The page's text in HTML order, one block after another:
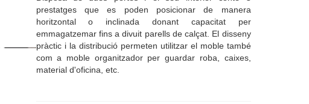
prestatges que es poden posicionar de manera
horitzontal o inclinada donant capacitat per
emmagatzemar fins a divuit parells de calçat. El disseny
pràctic i la distribució permeten utilitzar el moble també
com a moble organitzador per guardar roba, caixes,
material d'oficina, etc.